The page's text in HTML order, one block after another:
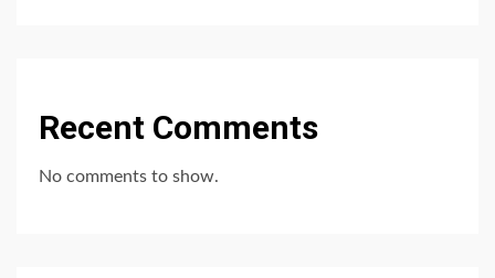
Recent Comments
No comments to show.